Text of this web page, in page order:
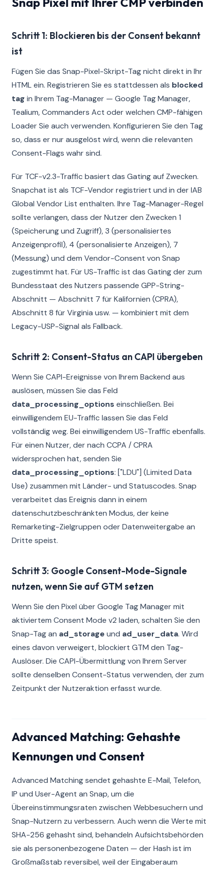
Schritt 1: Blockieren bis der Consent bekannt
ist
Fügen Sie das Snap-Pixel-Skript-Tag nicht direkt in Ihr
HTML ein. Registrieren Sie es stattdessen als blocked
tag in Ihrem Tag-Manager — Google Tag Manager,
Tealium, Commanders Act oder welchen CMP-fähigen
Loader Sie auch verwenden. Konfigurieren Sie den Tag
so, dass er nur ausgelöst wird, wenn die relevanten
Consent-Flags wahr sind.
Für TCF-v2.3-Traffic basiert das Gating auf Zwecken.
Snapchat ist als TCF-Vendor registriert und in der IAB
Global Vendor List enthalten. Ihre Tag-Manager-Regel
sollte verlangen, dass der Nutzer den Zwecken 1
(Speicherung und Zugriff), 3 (personalisiertes
Anzeigenprofil), 4 (personalisierte Anzeigen), 7
(Messung) und dem Vendor-Consent von Snap
zugestimmt hat. Für US-Traffic ist das Gating der zum
Bundesstaat des Nutzers passende GPP-String-
Abschnitt — Abschnitt 7 für Kalifornien (CPRA),
Abschnitt 8 für Virginia usw. — kombiniert mit dem
Legacy-USP-Signal als Fallback.
Schritt 2: Consent-Status an CAPI übergeben
Wenn Sie CAPI-Ereignisse von Ihrem Backend aus
auslösen, müssen Sie das Feld
data_processing_options einschließen. Bei
einwilligendem EU-Traffic lassen Sie das Feld
vollständig weg. Bei einwilligendem US-Traffic ebenfalls.
Für einen Nutzer, der nach CCPA / CPRA
widersprochen hat, senden Sie
data_processing_options: ["LDU"] (Limited Data
Use) zusammen mit Länder- und Statuscodes. Snap
verarbeitet das Ereignis dann in einem
datenschutzbeschränkten Modus, der keine
Remarketing-Zielgruppen oder Datenweitergabe an
Dritte speist.
Schritt 3: Google Consent-Mode-Signale
nutzen, wenn Sie auf GTM setzen
Wenn Sie den Pixel über Google Tag Manager mit
aktiviertem Consent Mode v2 laden, schalten Sie den
Snap-Tag an ad_storageund ad_user_data. Wird
eines davon verweigert, blockiert GTM den Tag-
Auslöser. Die CAPI-Übermittlung von Ihrem Server
sollte denselben Consent-Status verwenden, der zum
Zeitpunkt der Nutzeraktion erfasst wurde.
Advanced Matching: Gehashte
Kennungen und Consent
Advanced Matching sendet gehashte E-Mail, Telefon,
IP und User-Agent an Snap, um die
Übereinstimmungsraten zwischen Webbesuchern und
Snap-Nutzern zu verbessern. Auch wenn die Werte mit
SHA-256 gehasht sind, behandeln Aufsichtsbehörden
sie als personenbezogene Daten — der Hash ist im
Großmaßstab reversibel, weil der Eingaberaum